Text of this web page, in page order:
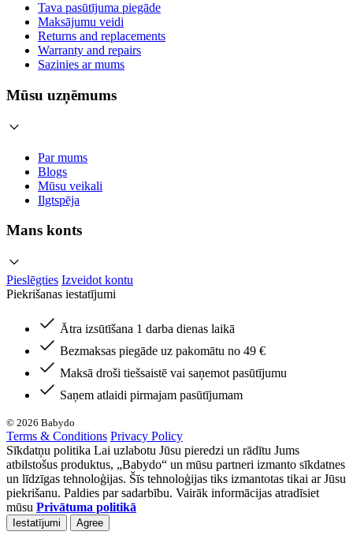
Tava pasūtījuma piegāde
Maksājumu veidi
Returns and replacements
Warranty and repairs
Sazinies ar mums
Mūsu uzņēmums
Par mums
Blogs
Mūsu veikali
Ilgtspēja
Mans konts
Pieslēgties Izveidot kontu
Piekrišanas iestatījumi
Ātra izsūtīšana 1 darba dienas laikā
Bezmaksas piegāde uz pakomātu no 49 €
Maksā droši tiešsaistē vai saņemot pasūtījumu
Saņem atlaidi pirmajam pasūtījumam
© 2026 Babydo
Terms & Conditions Privacy Policy
Sīkdatņu politika Lai uzlabotu Jūsu pieredzi un rādītu Jums
atbilstošus produktus, „Babydo“ un mūsu partneri izmanto sīkdatnes
un līdzīgas tehnoloģijas. Šīs tehnoloģijas tiks izmantotas tikai ar Jūsu
piekrišanu. Paldies par sadarbību. Vairāk informācijas atradīsiet
mūsu Privātuma politikā
Iestatījumi Agree